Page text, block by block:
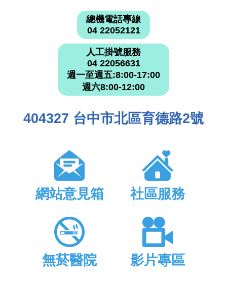
總機電話專線
04 22052121
人工掛號服務
04 22056631
週一至週五:8:00-17:00
週六8:00-12:00
404327 台中市北區育德路2號
網站意見箱 社區服務
無菸醫院 影片專區